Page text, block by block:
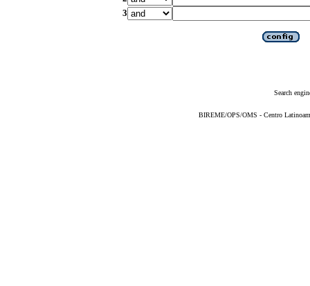
3
Search
BIREME/OPS/OMS - Centro